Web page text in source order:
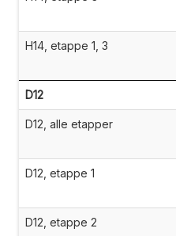
H14, etappe 1, 3
D12
D12, alle etapper
D12, etappe 1
D12, etappe 2